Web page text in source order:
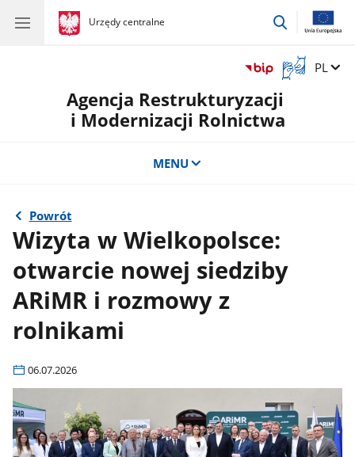
gov.pl
Urzędy centralne
gov.pl
Urzędy
przejdź
Otwórz
okno
z
tłumaczem
Zmień
PL
Agencja Restrukturyzacji
i Modernizacji Rolnictwa
MENU
Powrót
Wizyta w Wielkopolsce:
otwarcie nowej siedziby
ARiMR i rozmowy z
rolnikami
06.07.2026